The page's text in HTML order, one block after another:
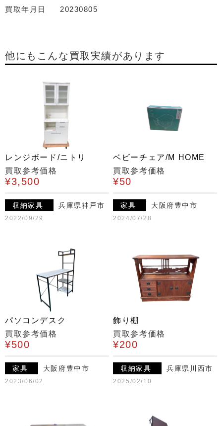
買取年月日
20230805
他にもこんな買取実績があります
レンジボード/ニトリ
買取参考価格
¥3,500
収納家具 兵庫県神戸市
2022/09/29
ベビーチェア/M HOME
買取参考価格
¥50
家具 大阪府豊中市
2024/07/28
パソコンデスク
買取参考価格
¥500
家具 大阪府豊中市
2023/06/02
飾り棚
買取参考価格
¥200
収納家具 兵庫県川西市
2025/02/10